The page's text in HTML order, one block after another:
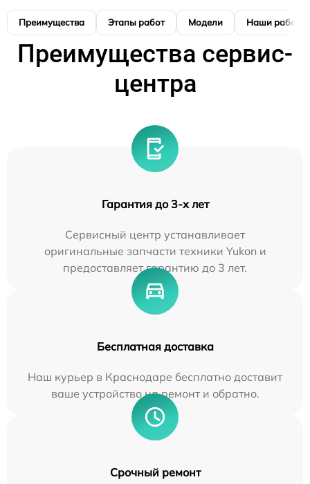
Преимущества Этапы работ Модели Наши работы
Преимущества сервис-
центра
Гарантия до 3-х лет
Сервисный центр устанавливает
оригинальные запчасти техники Yukon и
предоставляет гарантию до 3 лет.
Бесплатная доставка
Наш курьер в Краснодаре бесплатно доставит
ваше устройство на ремонт и обратно.
Срочный ремонт